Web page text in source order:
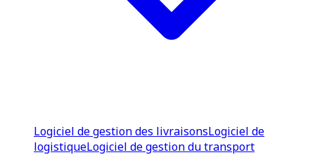
Logiciel de gestion des livraisonsLogiciel de
logistiqueLogiciel de gestion du transport